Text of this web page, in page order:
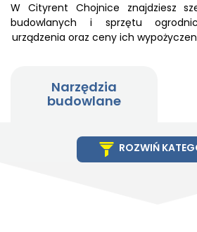
W Cityrent Chojnice znajdziesz
budowlanych i sprzętu
urządzenia oraz ceny ich
Narzędzia
budowlane
ROZWIŃ